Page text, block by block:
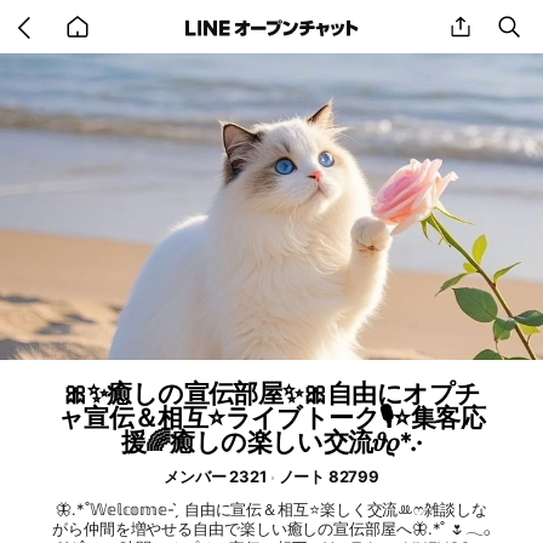
back
to
home
share
🎀✨癒しの宣伝部屋✨🎀自由にオプチ
ャ宣伝＆相互⭐️ライブトーク🎙️⭐️集客応
援🌈癒しの楽しい交流𝜗𝜚*.·
メンバー 2321
ノート 82799
🦋.*˚𝕎𝕖𝕝𝕔𝕠𝕞𝕖- ̗̀ 自由に宣伝＆相互⭐️楽しく交流ꔛ‬ෆ雑談しな
がら仲間を増やせる自由で楽しい癒しの宣伝部屋へ🦋.*˚ 🌷𓂃𓂂